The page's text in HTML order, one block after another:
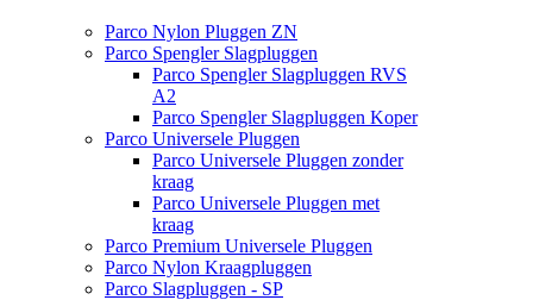
Parco Nylon Pluggen ZN
Parco Spengler Slagpluggen
Parco Spengler Slagpluggen RVS
A2
Parco Spengler Slagpluggen Koper
Parco Universele Pluggen
Parco Universele Pluggen zonder
kraag
Parco Universele Pluggen met
kraag
Parco Premium Universele Pluggen
Parco Nylon Kraagpluggen
Parco Slagpluggen - SP